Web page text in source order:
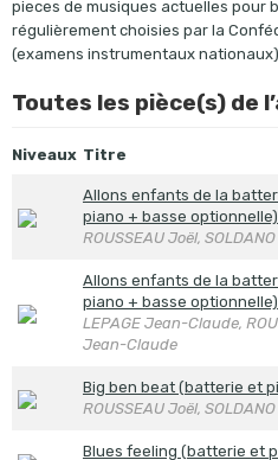
pieces de musiques actuelles pour
régulièrement choisies par la
(examens instrumentaux
Toutes les pièce(s) de
Niveaux Titre
Allons enfants de la
piano + basse optionnelle)
ROUSSEAU Joël,
Allons enfants de la
piano + basse optionnelle)
LEPAGE Jean-Claude,
Jean-Claude
Big ben beat (batterie et
ROUSSEAU Joël,
Blues feeling (batterie et